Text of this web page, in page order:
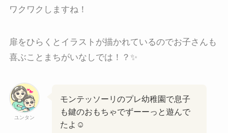
ワクワクしますね！
扉をひらくとイラストが描かれているのでお子さんも
喜ぶことまちがいなしでは！？✨
ユンタン
モンテッソーリのプレ幼稚園で息子
も鍵のおもちゃでずーーっと遊んで
たよ☺️